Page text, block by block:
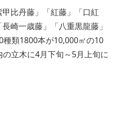
甲比丹藤」「紅藤」「口紅
崎一歳藤」「八重黒龍藤」
種類1800本が10,000㎡の10
立木に4月下旬～5月上旬に